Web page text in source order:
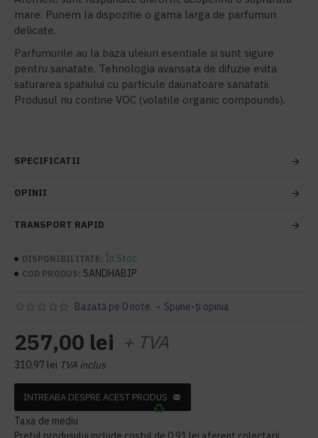
mare. Punem la dispozitie o gama larga de parfumuri
delicate.
Parfumurile au la baza uleiuri esentiale si sunt sigure
pentru sanatate. Tehnologia avansata de difuzie evita
saturarea spatiului cu particule daunatoare sanatatii.
Produsul nu contine VOC (volatile organic compounds).
SPECIFICATII
OPINII
TRANSPORT RAPID
DISPONIBILITATE: În Stoc
COD PRODUS: SANDHABIP
Bazată pe 0 note. - Spune-ţi opinia
257,00 lei + TVA
310,97 lei TVA inclus
INTREABA DESPRE ACEST PRODUS
Taxa de mediu